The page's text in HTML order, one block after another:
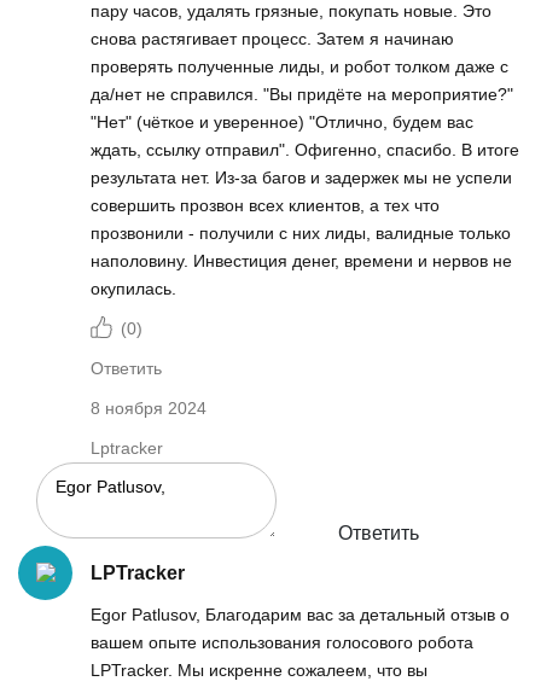
пару часов, удалять грязные, покупать новые. Это
снова растягивает процесс. Затем я начинаю
проверять полученные лиды, и робот толком даже с
да/нет не справился. "Вы придёте на мероприятие?"
"Нет" (чёткое и уверенное) "Отлично, будем вас
ждать, ссылку отправил". Офигенно, спасибо. В итоге
результата нет. Из-за багов и задержек мы не успели
совершить прозвон всех клиентов, а тех что
прозвонили - получили с них лиды, валидные только
наполовину. Инвестиция денег, времени и нервов не
окупилась.
(0)
Ответить
8 ноября 2024
Lptracker
Ответить
LPTracker
Egor Patlusov, Благодарим вас за детальный отзыв о
вашем опыте использования голосового робота
LPTracker. Мы искренне сожалеем, что вы